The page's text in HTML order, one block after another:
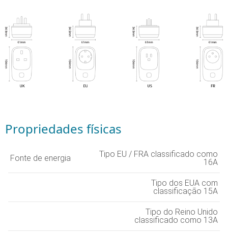
Propriedades físicas
Fonte de energia
Tipo EU / FRA classificado como
16A
Tipo dos EUA com
classificação 15A
Tipo do Reino Unido
classificado como 13A